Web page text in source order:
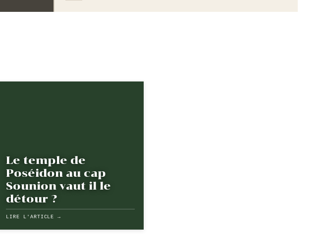
Le temple de
Poséidon au cap
Sounion vaut il le
détour ?
LIRE L'ARTICLE →